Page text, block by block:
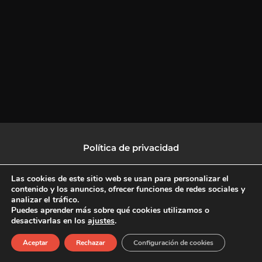
Política de privacidad
Política de protección de datos
F
a
c
X
-
L
i
n
I
n
s
Copyright © 2026 CulturalTV
Las cookies de este sitio web se usan para personalizar el
contenido y los anuncios, ofrecer funciones de redes sociales y
analizar el tráfico.
Puedes aprender más sobre qué cookies utilizamos o
desactivarlas en los ajustes.
Aceptar Rechazar Configuración de cookies